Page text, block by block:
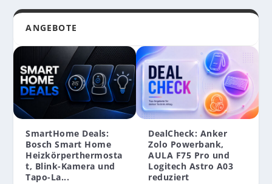
ANGEBOTE
SmartHome Deals:
Bosch Smart Home
Heizkörperthermosta
t, Blink-Kamera und
Tapo-La...
DealCheck: Anker
Zolo Powerbank,
AULA F75 Pro und
Logitech Astro A03
reduziert